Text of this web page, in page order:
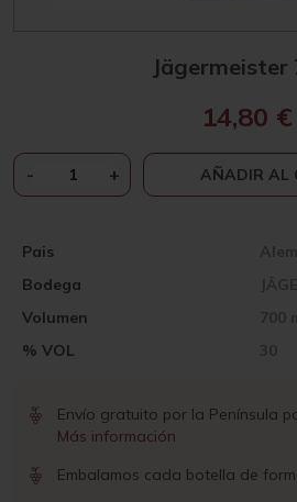
Jägermeister
Pais
Volumen 700
Bodega
% VOL 30
14,80 €
-JÄGERMEISTER
70
CANTIDAD
+ AÑADIR AL
Envío gratuito por la Península
Más información
Embalamos cada botella de